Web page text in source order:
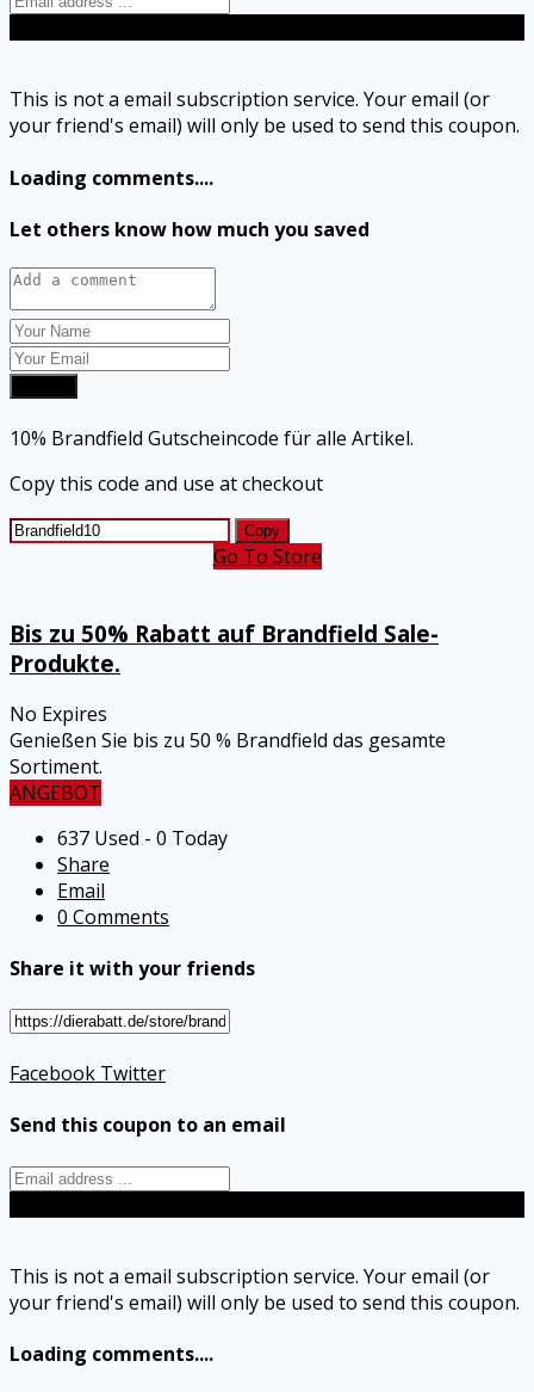
This is not a email subscription service. Your email (or
your friend's email) will only be used to send this coupon.
Loading comments....
Let others know how much you saved
10% Brandfield Gutscheincode für alle Artikel.
Copy this code and use at checkout
Copy
Go To Store
Bis zu 50% Rabatt auf Brandfield Sale-
Produkte.
No Expires
Genießen Sie bis zu 50 % Brandfield das gesamte
Sortiment.
ANGEBOT
637 Used - 0 Today
Share
Email
0 Comments
Share it with your friends
Facebook Twitter
Send this coupon to an email
This is not a email subscription service. Your email (or
your friend's email) will only be used to send this coupon.
Loading comments....